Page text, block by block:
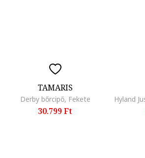
TAMARIS
Derby bőrcipő, Fekete
30.799 Ft